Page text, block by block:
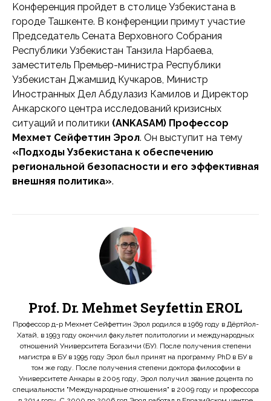
Kонференция пройдет в столице Узбекистана в
городе Ташкенте. В конференции примут участие
Председатель Сената Верховного Собрания
Республики Узбекистан Танзила Нарбаева,
заместитель Премьер-министра Республики
Узбекистан Джамшид Кучкаров, Министр
Иностранных Дел Абдулазиз Камилов и Директор
Анкарского центра исследований кризисных
ситуаций и политики (ANKASAM) Профессор
Мехмет Сейфеттин Эрол. Он выступит на тему
«Подходы Узбекистана к обеспечению
региональной безопасности и его эффективная
внешняя политика».
Prof. Dr. Mehmet Seyfettin EROL
Профессор д-р Мехмет Сейфеттин Эрол родился в 1969 году в Дёртйол-
Хатай, в 1993 году окончил факультет политологии и международных
отношений Университета Богазичи (БУ). После получения степени
магистра в БУ в 1995 году Эрол был принят на программу PhD в БУ в
том же году. После получения степени доктора философии в
Университете Анкары в 2005 году, Эрол получил звание доцента по
специальности "Международные отношения" в 2009 году и профессора